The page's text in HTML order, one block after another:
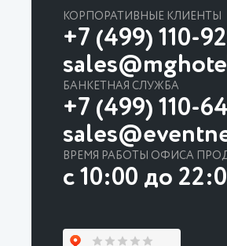
КОРПОРАТИВНЫЕ КЛИЕНТЫ
+7 (499) 110-
БАНКЕТНАЯ СЛУЖБА
+7 (499) 110-
ВРЕМЯ РАБОТЫ ОФИСА
с 10:00 до